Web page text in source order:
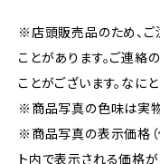
※店頭販売品のため、
ことがあります。ご連絡
ことがございます。なに
※商品写真の色味は実
※商品写真の表示価格（
ト内で表示される価格